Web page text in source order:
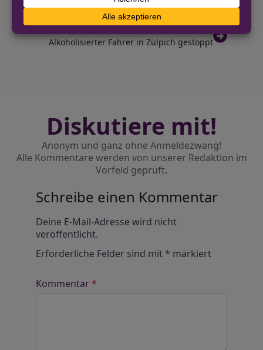
VORHERIGER BEITRAG
Fußgängerin bei Kollision verletzt
Alkoholisierter Fahrer in Zülpich gestoppt
Diskutiere mit!
Anonym und ganz ohne Anmeldezwang!
Alle Kommentare werden von unserer Redaktion im
Vorfeld geprüft.
Schreibe einen Kommentar
Deine E-Mail-Adresse wird nicht
veröffentlicht.
Erforderliche Felder sind mit* markiert
Kommentar*